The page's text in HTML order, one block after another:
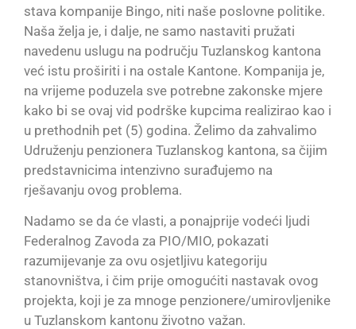
stava kompanije Bingo, niti naše poslovne politike.
Naša želja je, i dalje, ne samo nastaviti pružati
navedenu uslugu na području Tuzlanskog kantona
već istu proširiti i na ostale Kantone. Kompanija je,
na vrijeme poduzela sve potrebne zakonske mjere
kako bi se ovaj vid podrške kupcima realizirao kao i
u prethodnih pet (5) godina. Želimo da zahvalimo
Udruženju penzionera Tuzlanskog kantona, sa čijim
predstavnicima intenzivno surađujemo na
rješavanju ovog problema.
Nadamo se da će vlasti, a ponajprije vodeći ljudi
Federalnog Zavoda za PIO/MIO, pokazati
razumijevanje za ovu osjetljivu kategoriju
stanovništva, i čim prije omogućiti nastavak ovog
projekta, koji je za mnoge penzionere/umirovljenike
u Tuzlanskom kantonu životno važan.